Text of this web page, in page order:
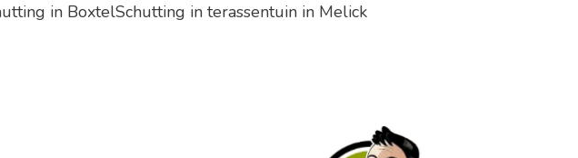
in BoxtelSchutting in terassentuin in Melick